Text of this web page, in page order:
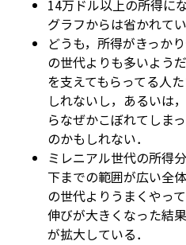
14万ドル以上の所得に
グラフからは省かれてい
どうも，所得がきっか
の世代よりも多いよう
を支えてもらってる人
しれないし，あるいは
らなぜかこぼれてしま
のかもしれない．
ミレニアル世代の所得
下までの範囲が広い――
の世代よりうまくやっ
伸びが大きくなった結
が拡大している．